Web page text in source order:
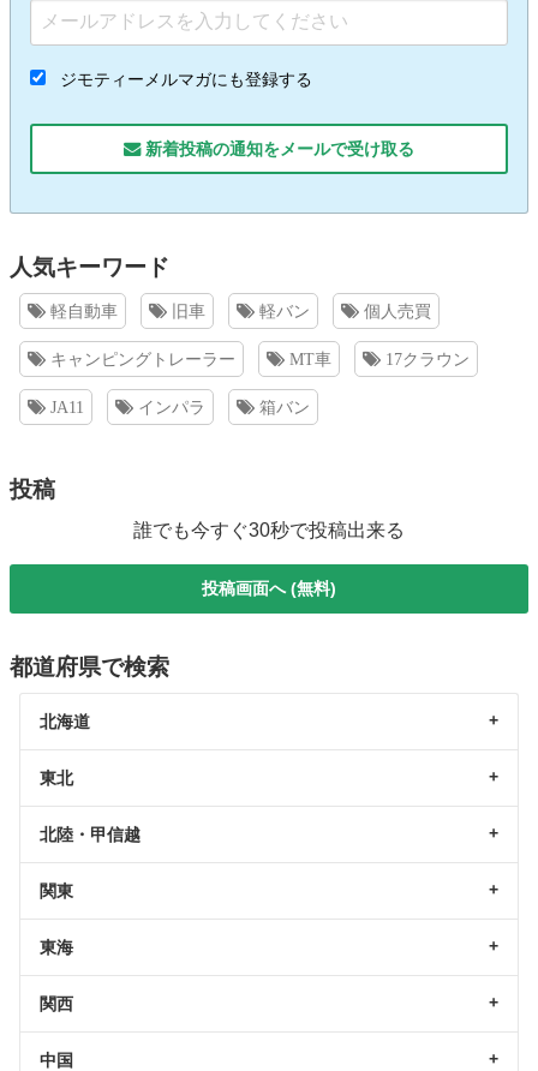
ジモティーメルマガにも登録する
新着投稿の通知をメールで受け取る
人気キーワード
軽自動車 旧車 軽バン 個人売買
キャンピングトレーラー MT車 17クラウン
JA11 インパラ 箱バン
投稿
誰でも今すぐ30秒で投稿出来る
投稿画面へ (無料)
都道府県で検索
北海道
東北
北陸・甲信越
関東
東海
関西
中国